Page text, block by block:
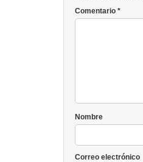
Comentario *
Nombre
Correo electrónico